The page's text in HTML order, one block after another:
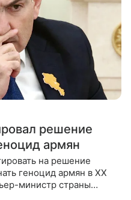
решение
армян
на решение
геноцид армян в XX
министр страны